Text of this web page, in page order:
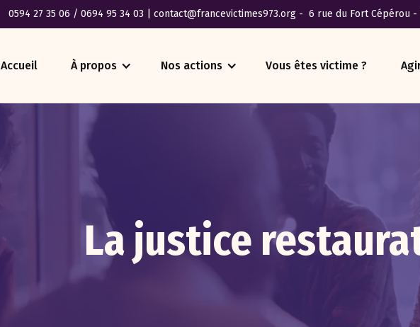
0594 27 35 06 / 0694 95 34 03 contact@francevictimes973.org - 6 rue du Fort Cépérou -
Accueil À propos Nos actions Vous êtes victime ?
La justice